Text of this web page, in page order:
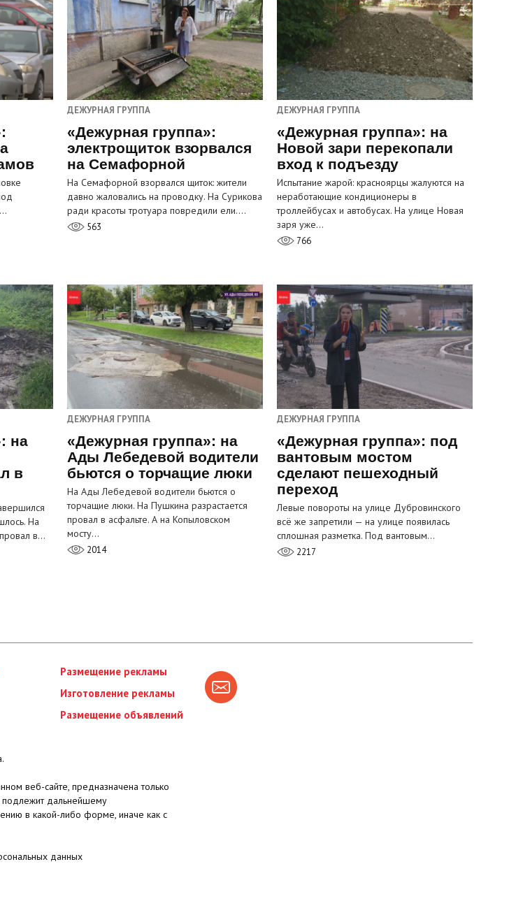
ДЕЖУРНАЯ ГРУППА
«Дежурная группа»:
электрощиток взорвался
на Семафорной
На Семафорной взорвался щиток: жители
давно жаловались на проводку. На Сурикова
ради красоты тротуара повредили ели.…
563
ДЕЖУРНАЯ ГРУППА
«Дежурная группа»: на
Новой зари перекопали
вход к подъезду
Испытание жарой: красноярцы жалуются на
неработающие кондиционеры в
троллейбусах и автобусах. На улице Новая
заря уже…
766
на
в
На
в…
ДЕЖУРНАЯ ГРУППА
«Дежурная группа»: на
Ады Лебедевой водители
бьются о торчащие люки
На Ады Лебедевой водители бьются о
торчащие люки. На Пушкина разрастается
провал в асфальте. А на Копыловском
мосту…
2014
ДЕЖУРНАЯ ГРУППА
«Дежурная группа»: под
вантовым мостом
сделают пешеходный
переход
Левые повороты на улице Дубровинского
всё же запретили — на улице появилась
сплошная разметка. Под вантовым…
2217
Размещение рекламы
Изготовление рекламы
Размещение объявлений
веб-сайте, предназначена только
подлежит дальнейшему
в какой-либо форме, иначе как с
данных